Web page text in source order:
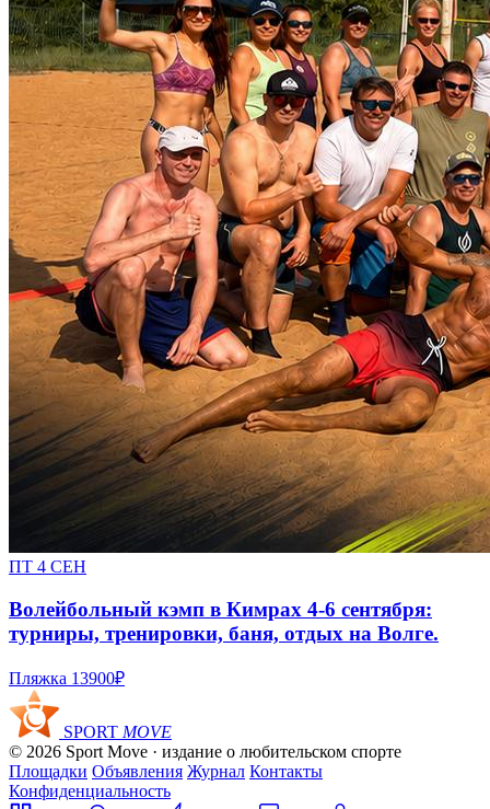
ПТ 4 СЕН
Волейбольный кэмп в Кимрах 4-6 сентября:
турниры, тренировки, баня, отдых на Волге.
Пляжка 13900₽
SPORT MOVE
© 2026 Sport Move · издание о любительском спорте
Площадки Объявления Журнал Контакты
Конфиденциальность